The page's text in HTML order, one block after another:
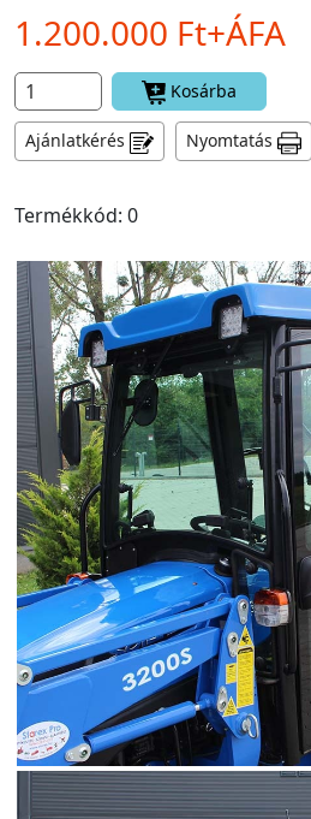
1.200.000 Ft+ÁFA
Kosárba
Ajánlatkérés Nyomtatás
Termékkód: 0